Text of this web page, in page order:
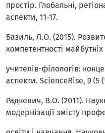
простір. Глобальні,
аспекти, 11-17.
Базиль, Л.О. (2015).
компетентності майбутніх
учителів-філологів:
аспекти. ScienceRise, 9 (5
Радкевич, В.О. (2011).
модернізації змісту